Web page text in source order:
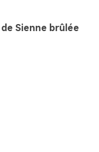
Sienne brûlée